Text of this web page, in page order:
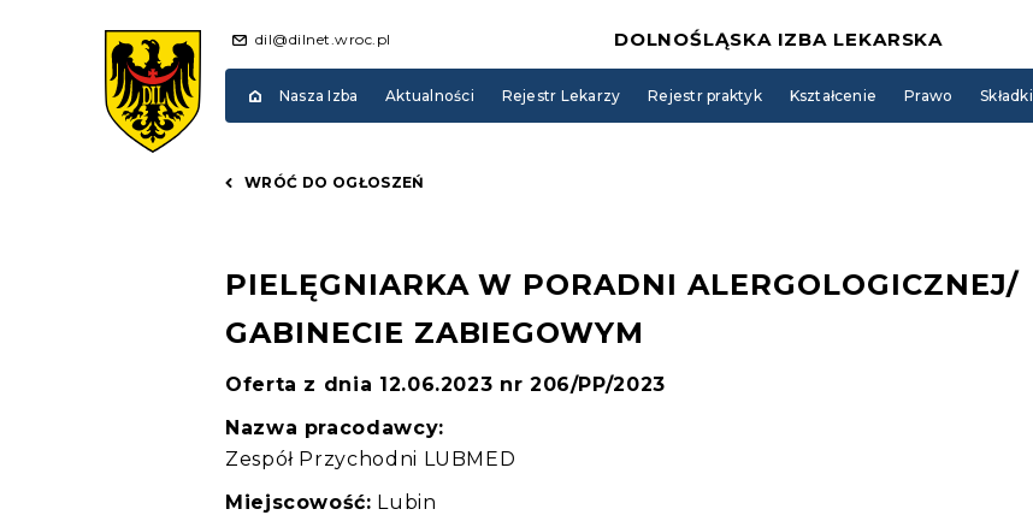
dil@dilnet.wroc.pl DOLNOŚLĄSKA IZBA LEKARSKA
Nasza Izba Aktualności Rejestr Lekarzy Rejestr praktyk Kształcenie Prawo Składki
WRÓĆ DO OGŁOSZEŃ
PIELĘGNIARKA W PORADNI ALERGOLOGICZNEJ/
GABINECIE ZABIEGOWYM
Oferta z dnia 12.06.2023 nr 206/PP/2023
Nazwa pracodawcy:
Zespół Przychodni LUBMED
Miejscowość: Lubin